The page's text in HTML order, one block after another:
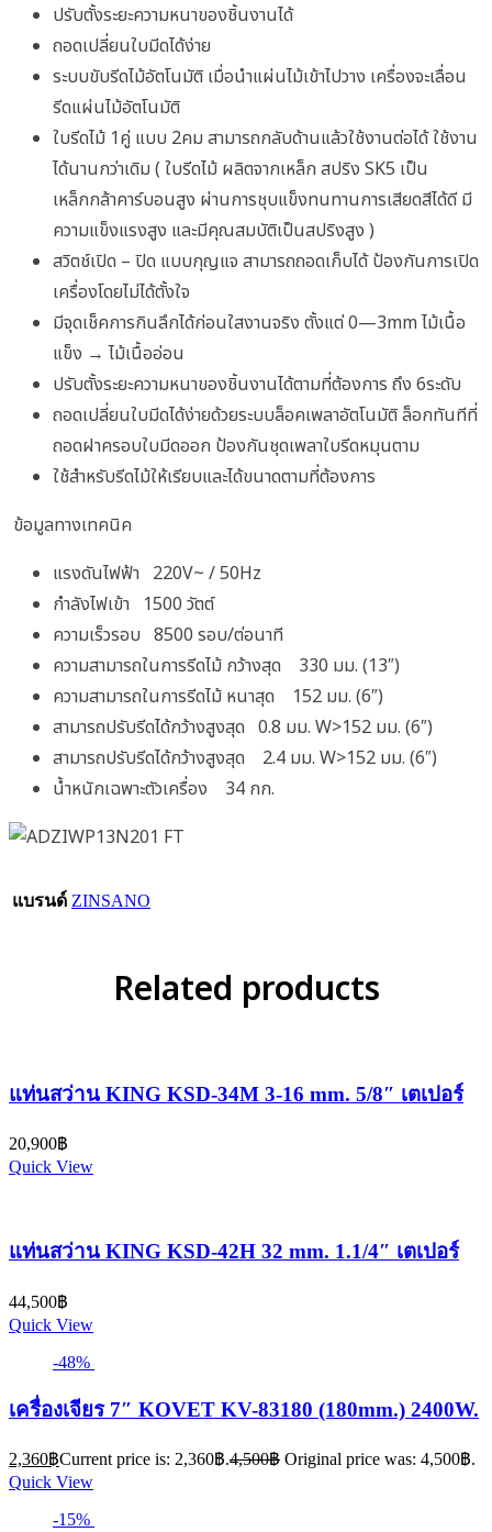
ปรับตั้งระยะความหนาของชิ้นงานได้
ถอดเปลี่ยนใบมีดได้ง่าย
ระบบขับรีดไม้อัตโนมัติ เมื่อนำแผ่นไม้เข้าไปวาง เครื่องจะเลื่อน
รีดแผ่นไม้อัตโนมัติ
ใบรีดไม้ 1คู่ แบบ 2คม สามารถกลับด้านแล้วใช้งานต่อได้ ใช้งาน
ได้นานกว่าเดิม ( ใบรีดไม้ ผลิตจากเหล็ก สปริง SK5 เป็น
เหล็กกล้าคาร์บอนสูง ผ่านการชุบแข็งทนทานการเสียดสีได้ดี มี
ความแข็งแรงสูง และมีคุณสมบัติเป็นสปริงสูง )
สวิตช์เปิด – ปิด แบบกุญแจ สามารถถอดเก็บได้ ป้องกันการเปิด
เครื่องโดยไม่ได้ตั้งใจ
มีจุดเช็คการกินลึกได้ก่อนใสงานจริง ตั้งแต่ 0—3mm ไม้เนื้อ
แข็ง → ไม้เนื้ออ่อน
ปรับตั้งระยะความหนาของชิ้นงานได้ตามที่ต้องการ ถึง 6ระดับ
ถอดเปลี่ยนใบมีดได้ง่ายด้วยระบบล็อคเพลาอัตโนมัติ ล็อกทันทีที่
ถอดฝาครอบใบมีดออก ป้องกันชุดเพลาใบรีดหมุนตาม
ใช้สำหรับรีดไม้ให้เรียบและได้ขนาดตามที่ต้องการ
ข้อมูลทางเทคนิค
แรงดันไฟฟ้า 220V~ / 50Hz
กำลังไฟเข้า 1500 วัตต์
ความเร็วรอบ 8500 รอบ/ต่อนาที
ความสามารถในการรีดไม้ กว้างสุด 330 มม. (13″)
ความสามารถในการรีดไม้ หนาสุด 152 มม. (6″)
สามารถปรับรีดได้กว้างสูงสุด 0.8 มม. W>152 มม. (6″)
สามารถปรับรีดได้กว้างสูงสุด 2.4 มม. W>152 มม. (6″)
น้ำหนักเฉพาะตัวเครื่อง 34 กก.
แบรนด์ ZINSANO
Related products
แท่นสว่าน KING KSD-34M 3-16 mm. 5/8″ เตเปอร์
20,900฿
Quick View
แท่นสว่าน KING KSD-42H 32 mm. 1.1/4″ เตเปอร์
44,500฿
Quick View
-48%
เครื่องเจียร 7″ KOVET KV-83180 (180mm.) 2400W.
2,360฿Current price is: 2,360฿.4,500฿ Original price was: 4,500฿.
Quick View
-15%